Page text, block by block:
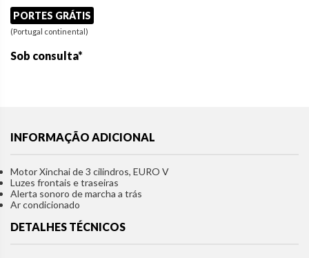
PORTES GRÁTIS
(Portugal continental)
Sob consulta*
INFORMAÇÃO ADICIONAL
Motor Xinchai de 3 cilindros, EURO V
Luzes frontais e traseiras
Alerta sonoro de marcha a trás
Ar condicionado
DETALHES TÉCNICOS